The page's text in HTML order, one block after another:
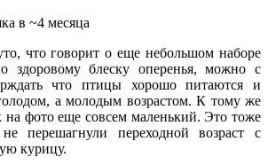
в ~4 месяца
что говорит о еще небольшом наборе
здоровому блеску оперенья, можно с
что птицы хорошо питаются и
а молодым возрастом. К тому же
на фото еще совсем маленький. Это тоже
перешагнули переходной возраст с
курицу.